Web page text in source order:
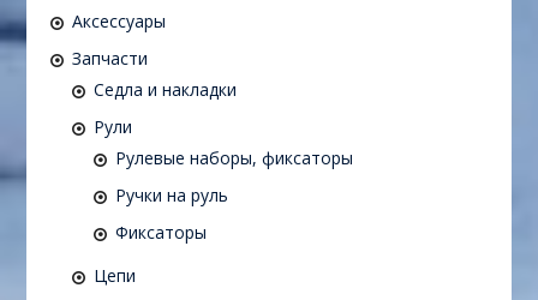
Аксессуары
Запчасти
Седла и накладки
Рули
Рулевые наборы, фиксаторы
Ручки на руль
Фиксаторы
Цепи